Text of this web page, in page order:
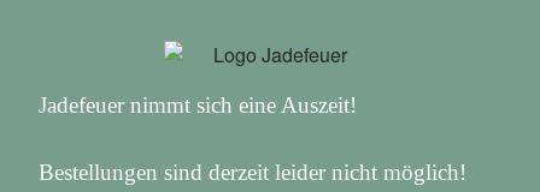
Jadefeuer nimmt sich eine Auszeit!
Bestellungen sind derzeit leider nicht möglich!